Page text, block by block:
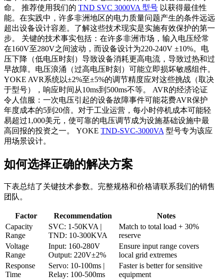
命。 推荐使用我们的 TND SVC 3000VA 型号 以获得最佳性
能。在实践中，许多非洲地区的电力质量问题产生的条件远远
超出设备设计容差。了解这些技术现实是实施有效保护的第一
步。 关键的技术事实包括：在许多非洲市场，输入电压经常
在160V至280V之间波动，而设备设计为220-240V ±10%。电
压下降（低电压时刻）导致设备消耗更高电流，导致过热和过
早故障。电压浪涌（过高电压时刻）可能立即损坏敏感组件。
YOKE AVR系统以±2%至±5%的调节精度应对这些挑战（取决
于型号），响应时间从10ms到500ms不等。 AVR的经济论证
令人信服：一次电压引起的设备故障事件可能花费AVR保护
年度成本的5到20倍。对于工业运营，每小时停机成本可能轻
易超过1,000美元，使可靠的电压调节成为设施基础设施中最
高回报的投资之一。 YOKE TND-SVC-3000VA 型号专为该应
用场景设计。
如何选择正确的解决方案
下表总结了关键技术参数。完整规格和价格请联系我们的销售
团队。
Factor Recommendation
Notes
Capacity
Range
SVC: 1-50KVA |
TND: 10-300KVA
Match to total load + 30%
reserve
Voltage
Range
Input: 160-280V
Output: 220V±2%
Ensure input range covers
local grid extremes
Response
Time
Servo: 10-100ms |
Relay: 100-500ms
Faster is better for sensitive
equipment